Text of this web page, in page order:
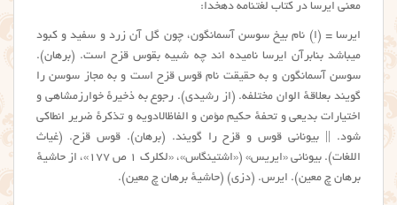
معنی ایرسا در کتاب لغتنامه دهخدا:
ایرسا = (اِ) نام بیخ سوسن آسمانگون، چون گل آن زرد و سفید و کبود
میباشد بنابرآن ایرسا نامیده اند چه شبیه بقوس قزح است. (برهان).
سوسن آسمانگون و به حقیقت نام قوس قزح است و به مجاز سوسن را
گویند بعلاقهٔ الوان مختلفه. (از رشیدی). رجوع به ذخیرهٔ خوارزمشاهی و
اختیارات بدیعی و تحفهٔ حکیم مؤمن و الفاظالادویه و تذکرهٔ ضریر انطاکی
شود. || بیونانی قوس و قزح را گویند. (برهان). قوس قزح. (غیاث
اللغات). بیونانی «ایریس» («اشتینگاس»، «لکلرک ۱ ص ۱۷۷»، از حاشیهٔ
برهان چ معین). ایرس. (دزی) (حاشیهٔ برهان چ معین).